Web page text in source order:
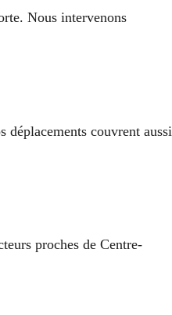
Nous intervenons
couvrent aussi
proches de Centre-